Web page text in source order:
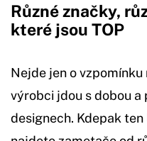
Různé značky,
které jsou TOP
Nejde jen o vzpomínku
výrobci jdou s dobou a
designech. Kdepak